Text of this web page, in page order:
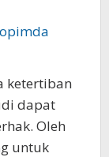
ketertiban
dapat
Oleh
untuk